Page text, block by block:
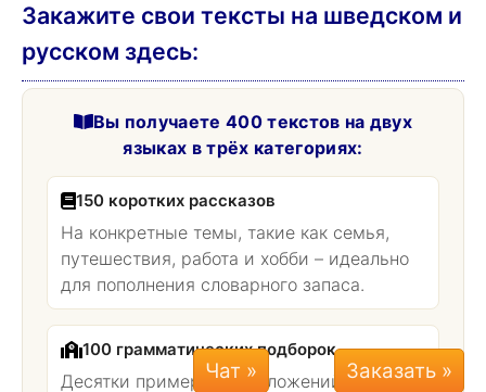
Закажите свои тексты на шведском и
русском здесь:
Вы получаете 400 текстов на двух
языках в трёх категориях:
150 коротких рассказов
На конкретные темы, такие как семья,
путешествия, работа и хобби – идеально
для пополнения словарного запаса.
100 грамматических подборок
Десятки примеров предложений в
Чат »